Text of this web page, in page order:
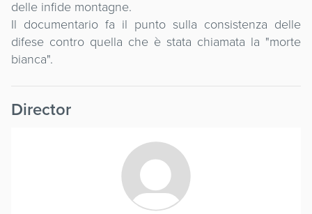
delle infide montagne.
Il documentario fa il punto sulla consistenza delle
difese contro quella che è stata chiamata la "morte
bianca".
Director